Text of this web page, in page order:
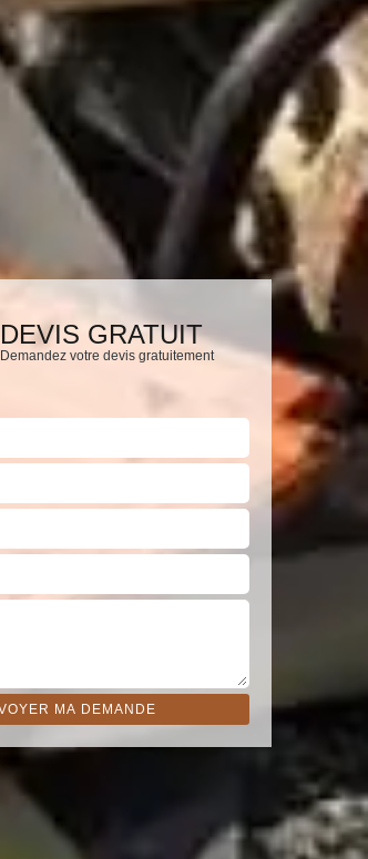
DEVIS GRATUIT
Demandez votre devis gratuitement